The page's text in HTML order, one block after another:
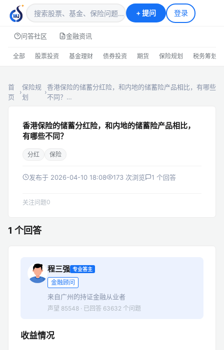
+提问 登录
问答社区 金融资讯
全部 股票投资 基金理财 债券投资 期货 保险规划 税务筹划
首
页
›
保险规
划
›
香港保险的储蓄分红险，和内地的储蓄险产品相比，有哪些
不同？…
香港保险的储蓄分红险，和内地的储蓄险产品相比，
有哪些不同？
分红 保险
发布于 2026-04-10 18:08 173 次浏览 1 个回答
关注问题0
1 个回答
程三强 专业答主
金融顾问
来自广州的持证金融从业者
声望 85548 · 已回答 63632 个问题
收益情况